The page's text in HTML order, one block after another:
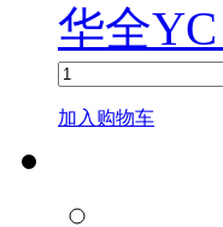
华全
加入购物车